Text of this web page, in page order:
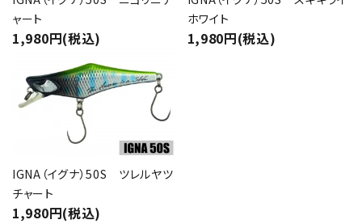
ャート
1,980円(税込)
ホワイト
1,980円(税込)
IGNA（イグナ）50S ツレルヤツ
チャート
1,980円(税込)